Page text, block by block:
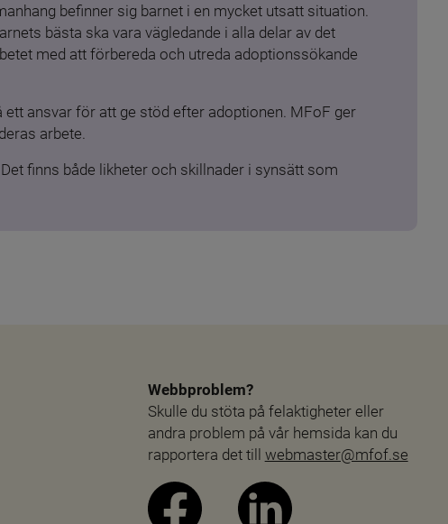
befinner sig barnet i en mycket utsatt situation.
bästa ska vara vägledande i alla delar av det
med att förbereda och utreda adoptionssökande
ansvar för att ge stöd efter adoptionen. MFoF ger
arbete.
finns både likheter och skillnader i synsätt som
Webbproblem?
Skulle du stöta på felaktigheter eller
andra problem på vår hemsida kan du
rapportera det till webmaster@mfof.se